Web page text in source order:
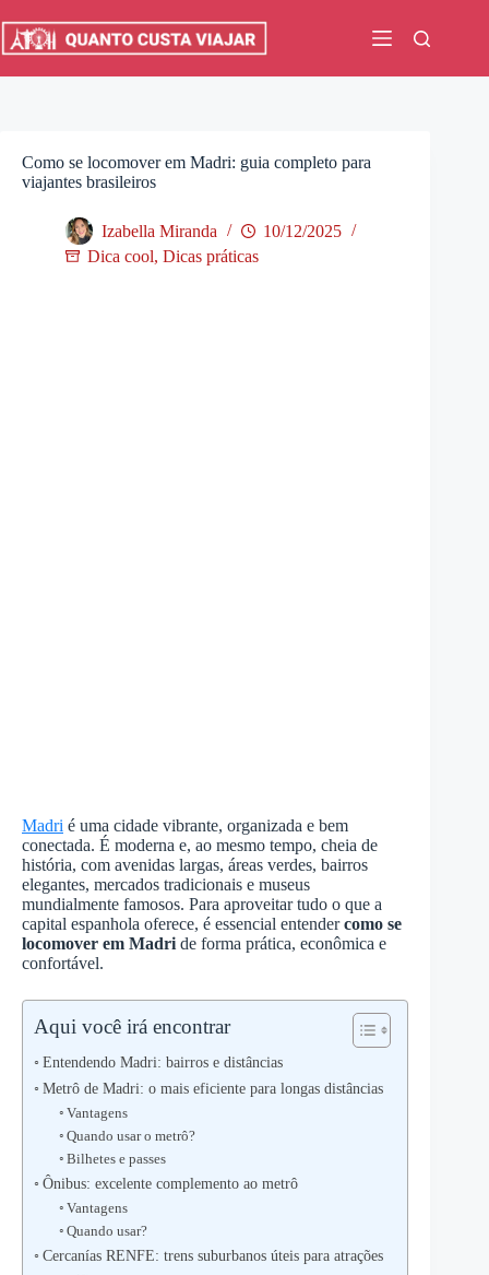
para
Como se locomover em Madri: guia completo para
viajantes brasileiros
Izabella Miranda
10/12/2025
Dica cool, Dicas práticas
Madri é uma cidade vibrante, organizada e bem
conectada. É moderna e, ao mesmo tempo, cheia de
história, com avenidas largas, áreas verdes, bairros
elegantes, mercados tradicionais e museus
mundialmente famosos. Para aproveitar tudo o que a
capital espanhola oferece, é essencial entendercomo se
locomover em Madri de forma prática, econômica e
confortável.
Aqui você irá encontrar
Entendendo Madri: bairros e distâncias
Metrô de Madri: o mais eficiente para longas distâncias
Vantagens
Quando usar o metrô?
Bilhetes e passes
Ônibus: excelente complemento ao metrô
Vantagens
Quando usar?
Cercanías RENFE: trens suburbanos úteis para atrações